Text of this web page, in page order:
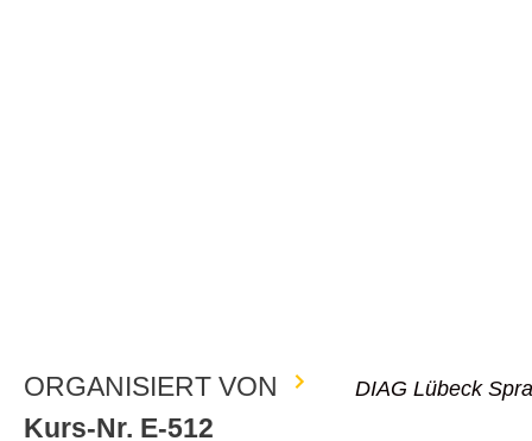
ORGANISIERT VON DIAG Lübeck
Kurs-Nr. E-512